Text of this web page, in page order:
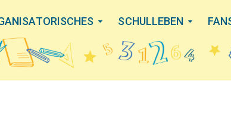
SCHULLEBEN